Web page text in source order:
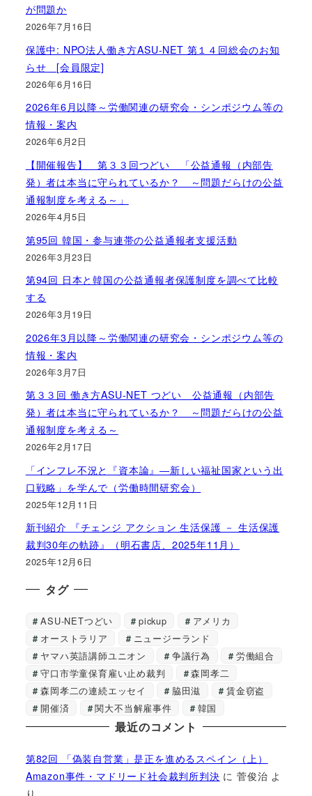
が問題か
2026年7月16日
保護中: NPO法人働き方ASU-NET 第１４回総会のお知
らせ [会員限定]
2026年6月16日
2026年6月以降～労働関連の研究会・シンポジウム等の
情報・案内
2026年6月2日
【開催報告】 第３３回つどい 「公益通報（内部告
発）者は本当に守られているか？ ～問題だらけの公益
通報制度を考える～」
2026年4月5日
第95回 韓国・参与連帯の公益通報者支援活動
2026年3月23日
第94回 日本と韓国の公益通報者保護制度を調べて比較
する
2026年3月19日
2026年3月以降～労働関連の研究会・シンポジウム等の
情報・案内
2026年3月7日
第３３回 働き方ASU-NET つどい 公益通報（内部告
発）者は本当に守られているか？ ～問題だらけの公益
通報制度を考える～
2026年2月17日
「インフレ不況と『資本論』―新しい福祉国家という出
口戦略」を学んで（労働時間研究会）
2025年12月11日
新刊紹介 『チェンジ アクション 生活保護 － 生活保護
裁判30年の軌跡』（明石書店、2025年11月）
2025年12月6日
タグ
ASU-NETつどい pickup
アメリカ
オーストラリア
ニュージーランド
ヤマハ英語講師ユニオン
争議行為
労働組合
守口市学童保育雇い止め裁判
森岡孝二
森岡孝二の連続エッセイ
脇田滋
賃金窃盗
開催済
関大不当解雇事件 韓国
最近のコメント
第82回 「偽装自営業」是正を進めるスペイン（上）
Amazon事件・マドリード社会裁判所判決 に菅俊治 よ